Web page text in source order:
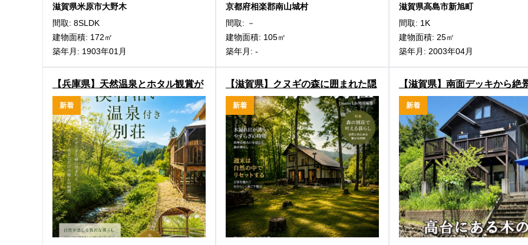
滋賀県米原市大野木
間取: 8SLDK
建物面積: 172㎡
築年月: 1903年01月
京都府相楽郡南山城村
間取: －
建物面積: 105㎡
築年月: -
滋賀県高島市新旭町
間取: 1K
建物面積: 25㎡
築年月: 2003年04月
【兵庫県】天然温泉とホタル観賞が
楽しめる！朝来市納座の中古別荘物
件
新着
【滋賀県】クヌギの森に囲まれた隠
れ家！高島市マキノ町牧野の中古別
荘物件
新着
【滋賀県】南面デッキから絶
島市新旭町熊野本の中古別荘
新着